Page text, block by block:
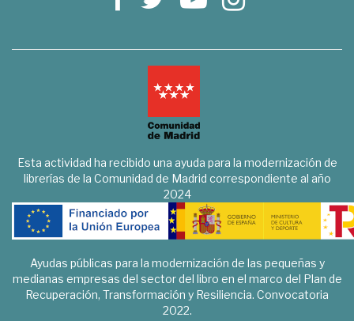
Esta actividad ha recibido una ayuda para la modernización de
librerías de la Comunidad de Madrid correspondiente al año
2024
Ayudas públicas para la modernización de las pequeñas y
medianas empresas del sector del libro en el marco del Plan de
Recuperación, Transformación y Resiliencia. Convocatoria
2022.